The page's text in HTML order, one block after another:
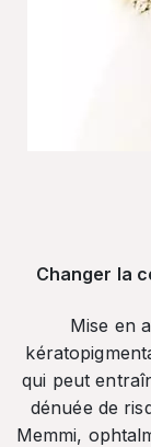
Changer la
Mise en
qui peut
dénuée de
Memmi,